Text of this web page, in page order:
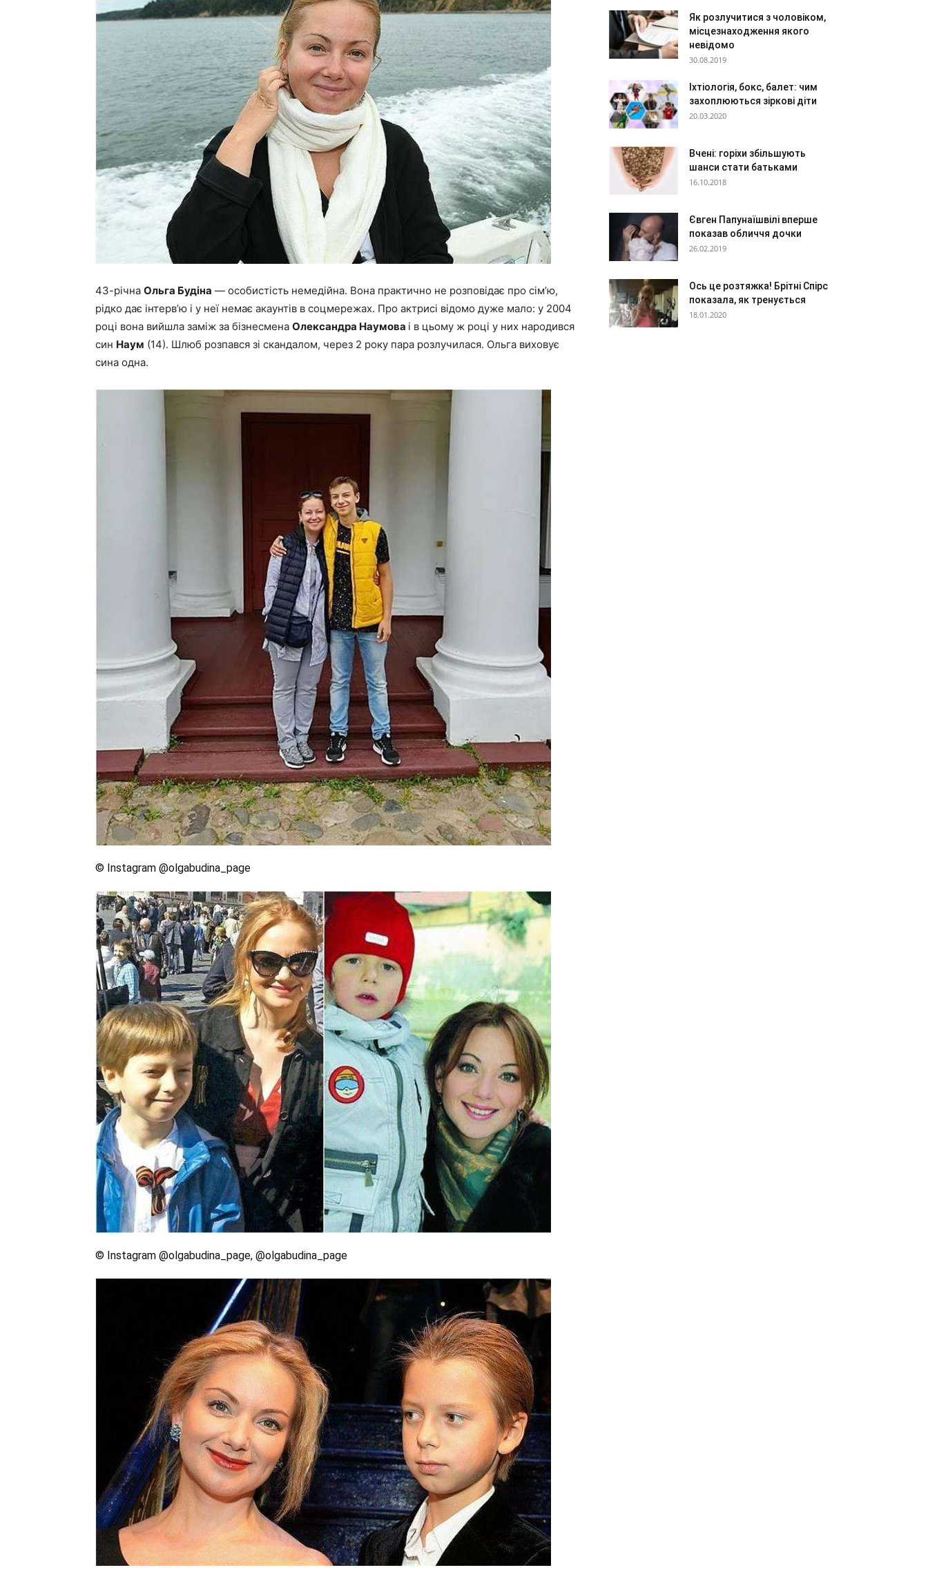
43-річна Ольга Будіна — особистість немедійна. Вона практично не розповідає про сім’ю,
рідко дає інтерв’ю і у неї немає акаунтів в соцмережах. Про актрисі відомо дуже мало: у 2004
році вона вийшла заміж за бізнесмена Олександра Наумова і в цьому ж році у них народився
син Наум (14). Шлюб розпався зі скандалом, через 2 року пара розлучилася. Ольга виховує
сина одна.
© Instagram @olgabudina_page
© Instagram @olgabudina_page, @olgabudina_page
Як розлучитися з чоловіком,
місцезнаходження якого
невідомо
30.08.2019
Іхтіологія, бокс, балет: чим
захоплюються зіркові діти
20.03.2020
Вчені: горіхи збільшують
шанси стати батьками
16.10.2018
Євген Папунаїшвілі вперше
показав обличчя дочки
26.02.2019
Ось це розтяжка! Брітні Спірс
показала, як тренується
18.01.2020